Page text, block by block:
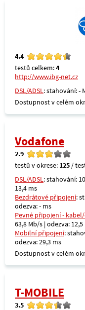
4.4
testů celkem:4
http://www.ibg-net.cz
DSL/ADSL: stahování: -
Dostupnost v celém
Vodafone
2.9
testů v okrese: 125 /
DSL/ADSL: stahování:
13,4 ms
Bezdrátové připojení:
odezva: - ms
Pevné připojení -
63,8 Mb/s | odezva: 12,5
Mobilní připojení:
odezva: 29,3 ms
Dostupnost v celém
T-MOBILE
3.5